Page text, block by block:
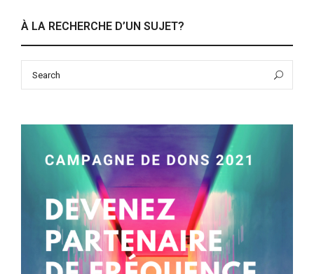
À LA RECHERCHE D’UN SUJET?